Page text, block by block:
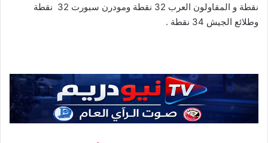
نقطة و المقاولون العرب 32 نقطة ومودرن سبورت 32 نقطة
وطلائع الجيش 34 نقطة .